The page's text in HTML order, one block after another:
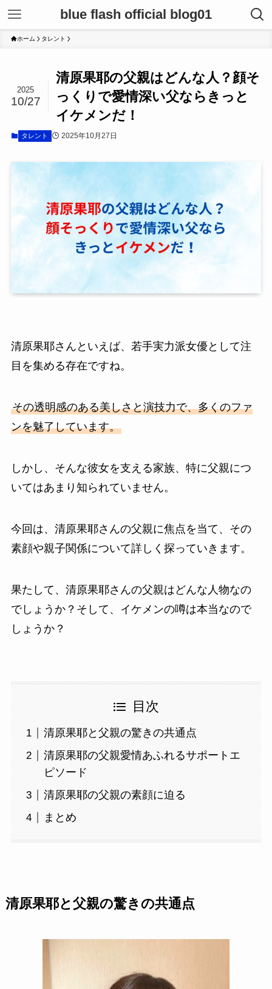
blue flash official blog01
ホーム タレント
清原果耶の父親はどんな人？顔そ
っくりで愛情深い父ならきっと
イケメンだ！
2025
10/27
タレント 2025年10月27日
清原果耶さんといえば、若手実力派女優として注
目を集める存在ですね。
その透明感のある美しさと演技力で、多くのファ
ンを魅了しています。
しかし、そんな彼女を支える家族、特に父親につ
いてはあまり知られていません。
今回は、清原果耶さんの父親に焦点を当て、その
素顔や親子関係について詳しく探っていきます。
果たして、清原果耶さんの父親はどんな人物なの
でしょうか？そして、イケメンの噂は本当なので
しょうか？
目次
清原果耶と父親の驚きの共通点
清原果耶の父親愛情あふれるサポートエ
ピソード
清原果耶の父親の素顔に迫る
まとめ
清原果耶と父親の驚きの共通点